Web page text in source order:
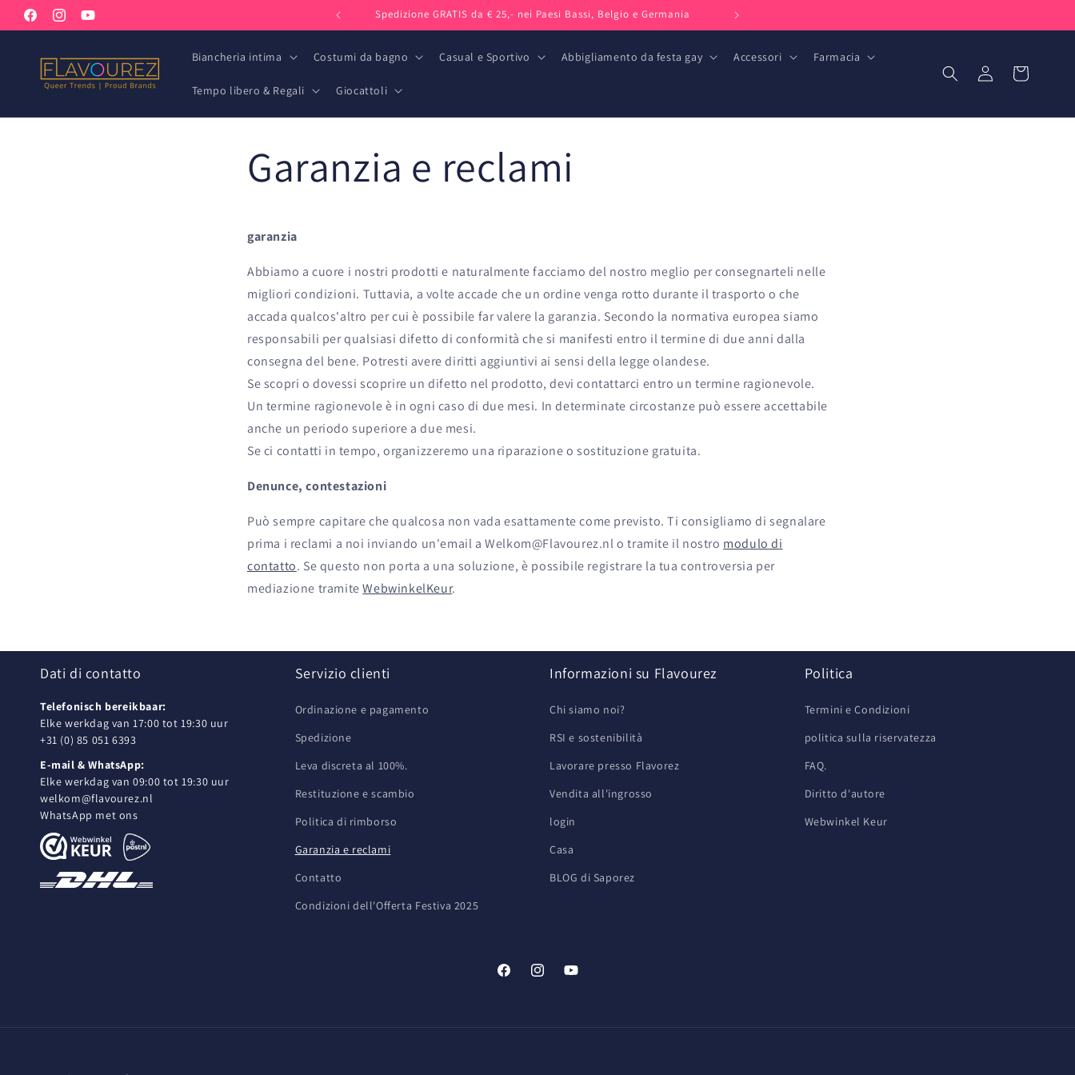
direttamente
ai contenuti
FacebookInstagramYouTube
Benvenuto nel nostro negozio Spedizione GRATIS da € 25,- nei Paesi Bassi, Belgio e Germania Facilmente raggiungibile via telefono e WhatsApp: +31 (0) 85 051 6393
Biancheria intima Costumi da bagno Casual e Sportivo Abbigliamento da festa gay Accessori Farmacia
Tempo libero & Regali Giocattoli
Accedi Carrello
Garanzia e reclami
garanzia
Abbiamo a cuore i nostri prodotti e naturalmente facciamo del nostro meglio per consegnarteli nelle
migliori condizioni. Tuttavia, a volte accade che un ordine venga rotto durante il trasporto o che
accada qualcos'altro per cui è possibile far valere la garanzia. Secondo la normativa europea siamo
responsabili per qualsiasi difetto di conformità che si manifesti entro il termine di due anni dalla
consegna del bene. Potresti avere diritti aggiuntivi ai sensi della legge olandese.
Se scopri o dovessi scoprire un difetto nel prodotto, devi contattarci entro un termine ragionevole.
Un termine ragionevole è in ogni caso di due mesi. In determinate circostanze può essere accettabile
anche un periodo superiore a due mesi.
Se ci contatti in tempo, organizzeremo una riparazione o sostituzione gratuita.
Denunce, contestazioni
Può sempre capitare che qualcosa non vada esattamente come previsto. Ti consigliamo di segnalare
prima i reclami a noi inviando un'email a Welkom@Flavourez.nl o tramite il nostro modulo di
contatto. Se questo non porta a una soluzione, è possibile registrare la tua controversia per
mediazione tramiteWebwinkelKeur.
Dati di contatto
Telefonisch bereikbaar:
Elke werkdag van 17:00 tot 19:30 uur
+31 (0) 85 051 6393
E-mail & WhatsApp:
Elke werkdag van 09:00 tot 19:30 uur
welkom@flavourez.nl
WhatsApp met ons
Servizio clienti
Ordinazione e pagamento
Spedizione
Leva discreta al 100%.
Restituzione e scambio
Politica di rimborso
Garanzia e reclami
Contatto
Condizioni dell'Offerta Festiva 2025
Informazioni su Flavourez
Chi siamo noi?
RSI e sostenibilità
Lavorare presso Flavorez
Vendita all'ingrosso
login
Casa
BLOG di Saporez
Politica
Termini e Condizioni
politica sulla riservatezza
FAQ.
Diritto d'autore
Webwinkel Keur
FacebookInstagramYouTube